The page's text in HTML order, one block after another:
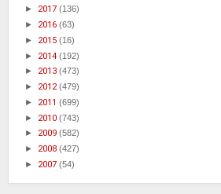
► 2017 (136)
► 2016 (63)
► 2015 (16)
► 2014 (192)
► 2013 (473)
► 2012(479)
► 2011 (699)
► 2010 (743)
► 2009 (582)
► 2008 (427)
► 2007 (54)